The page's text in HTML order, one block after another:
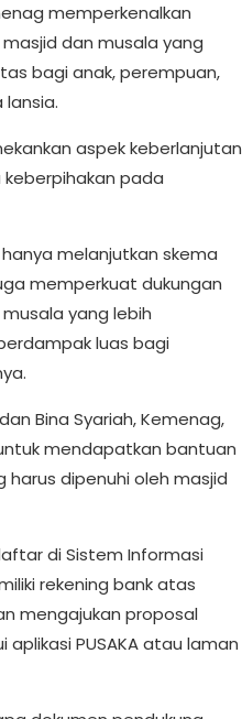
memperkenalkan
masjid dan musala yang
bagi anak, perempuan,
aspek keberlanjutan
pada
melanjutkan skema
memperkuat dukungan
yang lebih
luas bagi
Bina Syariah, Kemenag,
mendapatkan bantuan
dipenuhi oleh masjid
di Sistem Informasi
rekening bank atas
mengajukan proposal
PUSAKA atau laman